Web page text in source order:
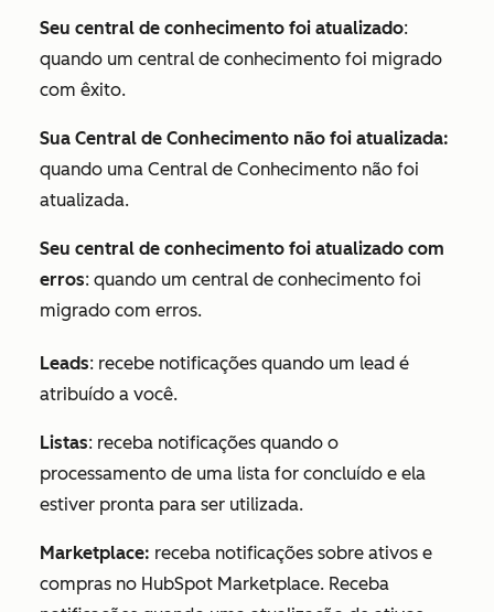
Seu central de conhecimento foi atualizado:
quando um central de conhecimento foi migrado
com êxito.
Sua Central de Conhecimento não foi atualizada:
quando uma Central de Conhecimento não foi
atualizada.
Seu central de conhecimento foi atualizado com
erros: quando um central de conhecimento foi
migrado com erros.
Leads: recebe notificações quando um lead é
atribuído a você.
Listas: receba notificações quando o
processamento de uma lista for concluído e ela
estiver pronta para ser utilizada.
Marketplace: receba notificações sobre ativos e
compras no HubSpot Marketplace. Receba